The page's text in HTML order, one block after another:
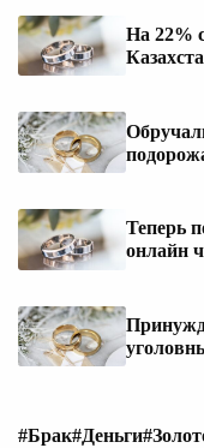
На 22%
Теперь
онлайн
#Брак#Деньги